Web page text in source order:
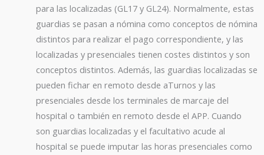
para las localizadas (GL17 y GL24). Normalmente, estas
guardias se pasan a nómina como conceptos de nómina
distintos para realizar el pago correspondiente, y las
localizadas y presenciales tienen costes distintos y son
conceptos distintos. Además, las guardias localizadas se
pueden fichar en remoto desde aTurnos y las
presenciales desde los terminales de marcaje del
hospital o también en remoto desde el APP. Cuando
son guardias localizadas y el facultativo acude al
hospital se puede imputar las horas presenciales como